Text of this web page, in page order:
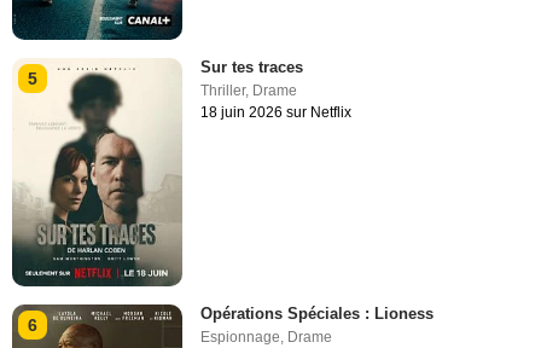
5
Sur tes traces
Thriller, Drame
18 juin 2026 sur Netflix
6
Opérations Spéciales : Lioness
Espionnage Drame